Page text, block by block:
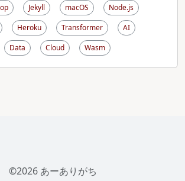
Jekyll macOS
Node.js
Heroku Transformer
AI
Data
Cloud Wasm
©2026 あーありがち